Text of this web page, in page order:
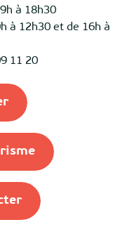
à 18h30
à 12h30 et de 16h à
11 20